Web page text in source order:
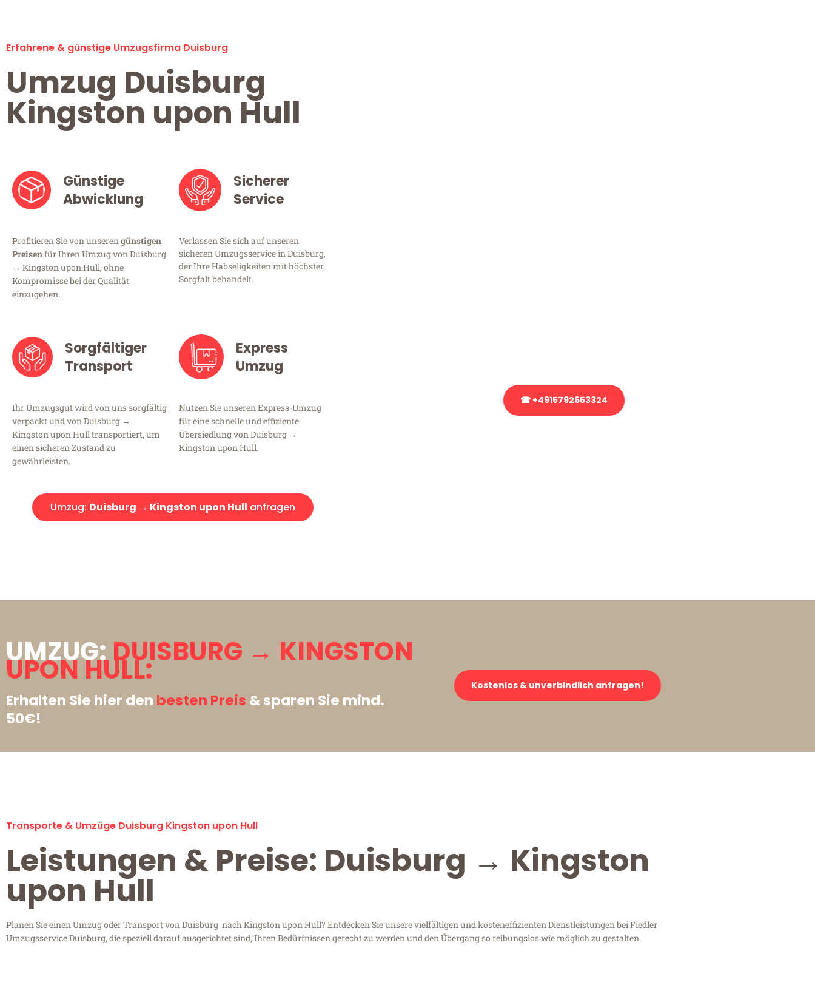
Erfahrene & günstige Umzugsfirma Duisburg
Umzug Duisburg
Kingston upon Hull
Günstige
Abwicklung
Profitieren Sie von unserengünstigen
Preisenfür Ihren Umzug von Duisburg
→ Kingston upon Hull, ohne
Kompromisse bei der Qualität
einzugehen.
Sicherer
Service
Verlassen Sie sich auf unseren
sicheren Umzugsservice in Duisburg,
der Ihre Habseligkeiten mit höchster
Sorgfalt behandelt.
Sorgfältiger
Transport
Ihr Umzugsgut wird von uns sorgfältig
verpackt und von Duisburg →
Kingston upon Hull transportiert, um
einen sicheren Zustand zu
gewährleisten.
Express
Umzug
Nutzen Sie unseren Express-Umzug
für eine schnelle und effiziente
Übersiedlung von Duisburg →
Kingston upon Hull.
Umzug: Duisburg → Kingston upon Hull anfragen
☎ +4915792653324
UMZUG:DUISBURG → KINGSTON
UPON HULL:
Erhalten Sie hier den besten Preis & sparen Sie mind.
50€!
Kostenlos & unverbindlich anfragen!
Transporte & Umzüge Duisburg Kingston upon Hull
Leistungen & Preise: Duisburg → Kingston
upon Hull
Planen Sie einen Umzug oder Transport von Duisburg nach Kingston upon Hull? Entdecken Sie unsere vielfältigen und kosteneffizienten Dienstleistungen bei Fiedler
Umzugsservice Duisburg, die speziell darauf ausgerichtet sind, Ihren Bedürfnissen gerecht zu werden und den Übergang so reibungslos wie möglich zu gestalten.